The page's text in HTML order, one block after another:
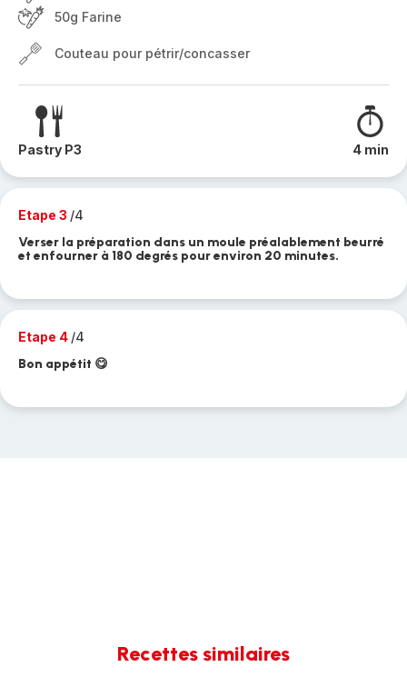
50g Farine
Couteau pour pétrir/concasser
Pastry P3 4 min
Etape 3 /4
Verser la préparation dans un moule préalablement beurré
et enfourner à 180 degrés pour environ 20 minutes.
Etape 4 /4
Bon appétit 😋
Recettes similaires